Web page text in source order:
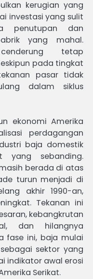
kerugian yang
investasi yang sulit
penutupan dan
yang mahal.
tetap
pada tingkat
pasar tidak
dalam siklus
ekonomi Amerika
perdagangan
baja domestik
yang sebanding.
berada di atas
turun menjadi di
akhir 1990-an,
Tekanan ini
kebangkrutan
dan hilangnya
fase ini, baja mulai
sektor yang
indikator awal erosi
Serikat.